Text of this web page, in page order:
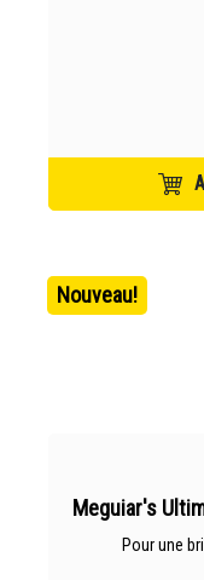
Nouveau!
Meguiar's
Pour une